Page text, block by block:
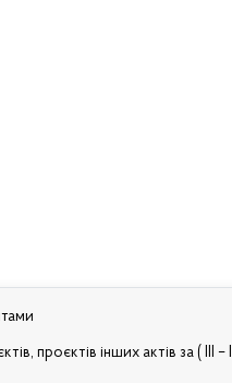
проєктів інших актів за ( III –